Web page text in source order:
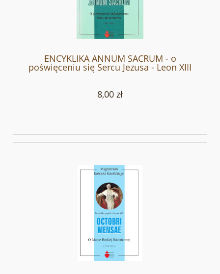
ENCYKLIKA ANNUM SACRUM - o
poświęceniu się Sercu Jezusa - Leon XIII
8,00 zł